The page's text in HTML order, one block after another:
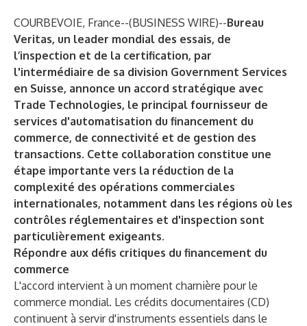
COURBEVOIE, France--(BUSINESS WIRE)--Bureau
Veritas, un leader mondial des essais, de
l’inspection et de la certification, par
l'intermédiaire de sa division Government Services
en Suisse, annonce un accord stratégique avec
Trade Technologies, le principal fournisseur de
services d'automatisation du financement du
commerce, de connectivité et de gestion des
transactions. Cette collaboration constitue une
étape importante vers la réduction de la
complexité des opérations commerciales
internationales, notamment dans les régions où les
contrôles réglementaires et d'inspection sont
particulièrement exigeants.
Répondre aux défis critiques du financement du
commerce
L'accord intervient à un moment charnière pour le
commerce mondial. Les crédits documentaires (CD)
continuent à servir d'instruments essentiels dans le